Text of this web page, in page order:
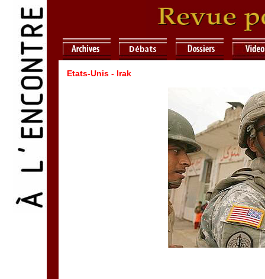
Etats-Unis - Irak